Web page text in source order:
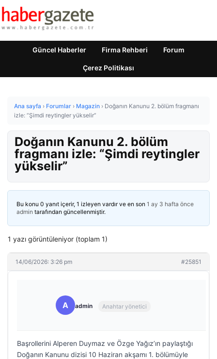
Güncel Haberler Firma Rehberi Forum
Çerez Politikası
Ana sayfa › Forumlar › Magazin › Doğanın Kanunu 2. bölüm fragmanı
izle: “Şimdi reytingler yükselir”
Doğanın Kanunu 2. bölüm
fragmanı izle: “Şimdi reytingler
yükselir”
Bu konu 0 yanıt içerir, 1 izleyen vardır ve en son 1 ay 3 hafta önce
admin tarafından güncellenmiştir.
1 yazı görüntüleniyor (toplam 1)
14/06/2026: 3:26 pm #25851
A admin Anahtar yönetici
Başrollerini Alperen Duymaz ve Özge Yağız’ın paylaştığı
Doğanın Kanunu dizisi 10 Haziran akşamı 1. bölümüyle